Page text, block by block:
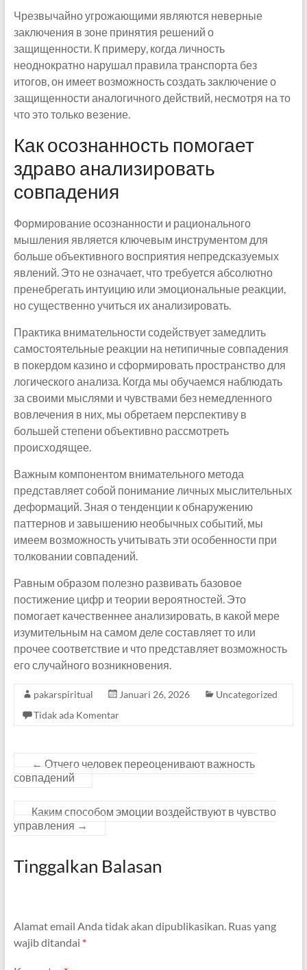
Чрезвычайно угрожающими являются неверные
заключения в зоне принятия решений о
защищенности. К примеру, когда личность
неоднократно нарушал правила транспорта без
итогов, он имеет возможность создать заключение о
защищенности аналогичного действий, несмотря на то
что это только везение.
Как осознанность помогает
здраво анализировать
совпадения
Формирование осознанности и рационального
мышления является ключевым инструментом для
больше объективного восприятия непредсказуемых
явлений. Это не означает, что требуется абсолютно
пренебрегать интуицию или эмоциональные реакции,
но существенно учиться их анализировать.
Практика внимательности содействует замедлить
самостоятельные реакции на нетипичные совпадения
в покердом казино и сформировать пространство для
логического анализа. Когда мы обучаемся наблюдать
за своими мыслями и чувствами без немедленного
вовлечения в них, мы обретаем перспективу в
большей степени объективно рассмотреть
происходящее.
Важным компонентом внимательного метода
представляет собой понимание личных мыслительных
деформаций. Зная о тенденции к обнаружению
паттернов и завышению необычных событий, мы
имеем возможность учитывать эти особенности при
толковании совпадений.
Равным образом полезно развивать базовое
постижение цифр и теории вероятностей. Это
помогает качественнее анализировать, в какой мере
изумительным на самом деле составляет то или
прочее соответствие и что представляет возможность
его случайного возникновения.
pakarspiritual Januari 26, 2026
Uncategorized
Tidak ada Komentar
← Отчего человек переоценивают важность
совпадений
Каким способом эмоции воздействуют в чувство
управления →
Tinggalkan Balasan
Alamat email Anda tidak akan dipublikasikan. Ruas yang
wajib ditandai *